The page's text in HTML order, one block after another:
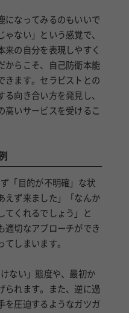
になってみるのもいいで
ない」という感覚で、
来の自分を表現しやすく
からこそ、自己防衛本能
きます。セラピストとの
向き合い方を発見し、
高いサービスを受けるこ
「目的が不明確」な状
えず来ました」「なんか
てくれるでしょう」と
適切なアプローチができ
しまいます。
ない」態度や、最初か
られます。また、逆に過
を圧迫するようなガツガ